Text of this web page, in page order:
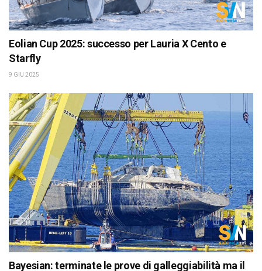
Eolian Cup 2025: successo per Lauria X Cento e
Starfly
9 GIU 2025
Bayesian: terminate le prove di galleggiabilità ma il